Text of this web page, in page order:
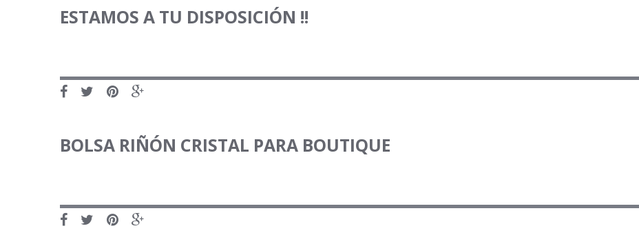
ESTAMOS A TU DISPOSICIÓN !!
BOLSA RIÑÓN CRISTAL PARA BOUTIQUE